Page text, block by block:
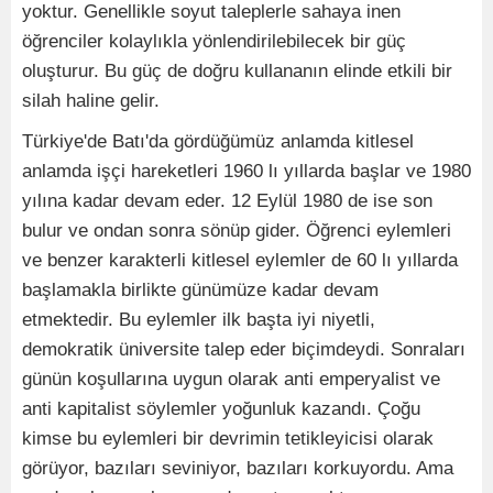
yoktur. Genellikle soyut taleplerle sahaya inen
öğrenciler kolaylıkla yönlendirilebilecek bir güç
oluşturur. Bu güç de doğru kullananın elinde etkili bir
silah haline gelir.
Türkiye'de Batı'da gördüğümüz anlamda kitlesel
anlamda işçi hareketleri 1960 lı yıllarda başlar ve 1980
yılına kadar devam eder. 12 Eylül 1980 de ise son
bulur ve ondan sonra sönüp gider. Öğrenci eylemleri
ve benzer karakterli kitlesel eylemler de 60 lı yıllarda
başlamakla birlikte günümüze kadar devam
etmektedir. Bu eylemler ilk başta iyi niyetli,
demokratik üniversite talep eder biçimdeydi. Sonraları
günün koşullarına uygun olarak anti emperyalist ve
anti kapitalist söylemler yoğunluk kazandı. Çoğu
kimse bu eylemleri bir devrimin tetikleyicisi olarak
görüyor, bazıları seviniyor, bazıları korkuyordu. Ama